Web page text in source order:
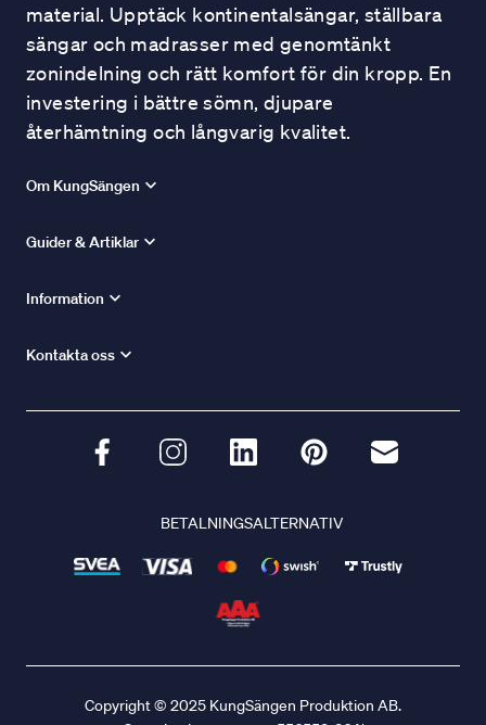
material. Upptäck kontinentalsängar, ställbara
sängar och madrasser med genomtänkt
zonindelning och rätt komfort för din kropp. En
investering i bättre sömn, djupare
återhämtning och långvarig kvalitet.
Om KungSängen
Guider & Artiklar
Information
Kontakta oss
BETALNINGSALTERNATIV
Copyright © 2025 KungSängen Produktion AB.